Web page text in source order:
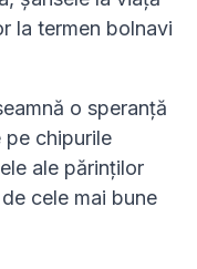
la termen bolnavi
o speranță
pe chipurile
ale părinților
cele mai bune